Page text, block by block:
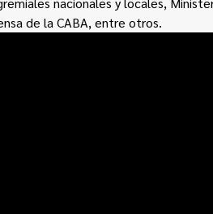
de la CABA, entre otros.